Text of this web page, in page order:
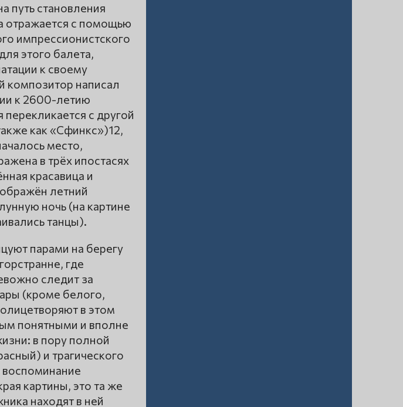
путь становления
отражается с помощью
импрессионистского
этого балета,
к своему
композитор написал
к 2600-летию
с другой
как «Сфинкс»)12,
место,
в трёх ипостасях
красавица и
летний
ночь (на картине
танцы).
парами на берегу
где
следит за
(кроме белого,
в этом
понятными и вполне
в пору полной
и трагического
воспоминание
картины, это та же
находят в ней